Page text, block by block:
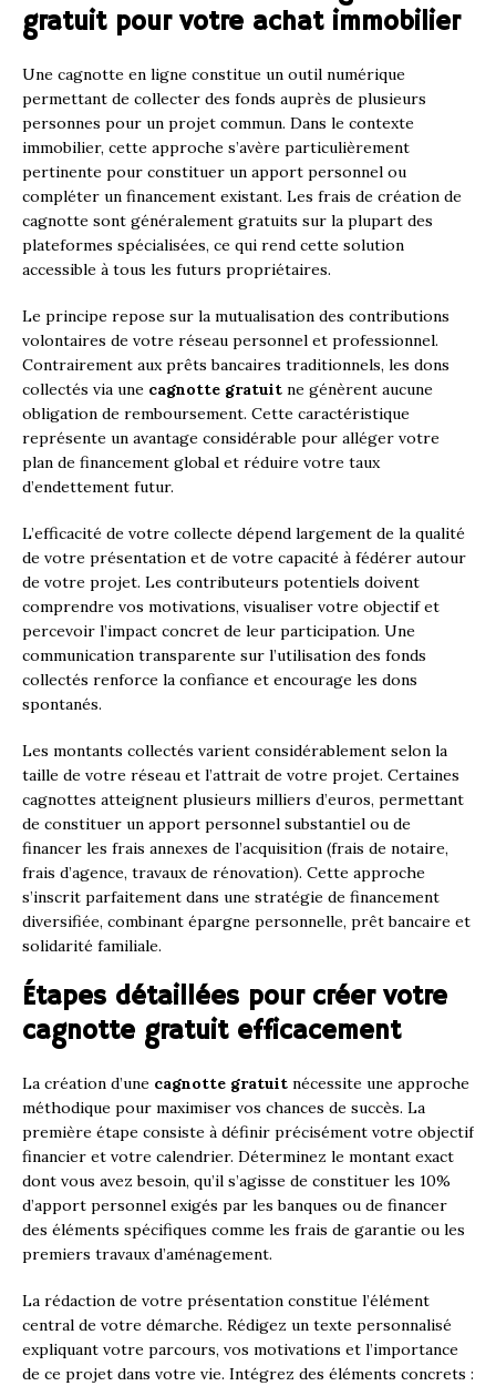
gratuit pour votre achat immobilier
Une cagnotte en ligne constitue un outil numérique
permettant de collecter des fonds auprès de plusieurs
personnes pour un projet commun. Dans le contexte
immobilier, cette approche s’avère particulièrement
pertinente pour constituer un apport personnel ou
compléter un financement existant. Les frais de création de
cagnotte sont généralement gratuits sur la plupart des
plateformes spécialisées, ce qui rend cette solution
accessible à tous les futurs propriétaires.
Le principe repose sur la mutualisation des contributions
volontaires de votre réseau personnel et professionnel.
Contrairement aux prêts bancaires traditionnels, les dons
collectés via une cagnotte gratuit ne génèrent aucune
obligation de remboursement. Cette caractéristique
représente un avantage considérable pour alléger votre
plan de financement global et réduire votre taux
d’endettement futur.
L’efficacité de votre collecte dépend largement de la qualité
de votre présentation et de votre capacité à fédérer autour
de votre projet. Les contributeurs potentiels doivent
comprendre vos motivations, visualiser votre objectif et
percevoir l’impact concret de leur participation. Une
communication transparente sur l’utilisation des fonds
collectés renforce la confiance et encourage les dons
spontanés.
Les montants collectés varient considérablement selon la
taille de votre réseau et l’attrait de votre projet. Certaines
cagnottes atteignent plusieurs milliers d’euros, permettant
de constituer un apport personnel substantiel ou de
financer les frais annexes de l’acquisition (frais de notaire,
frais d’agence, travaux de rénovation). Cette approche
s’inscrit parfaitement dans une stratégie de financement
diversifiée, combinant épargne personnelle, prêt bancaire et
solidarité familiale.
Étapes détaillées pour créer votre
cagnotte gratuit efficacement
La création d’une cagnotte gratuit nécessite une approche
méthodique pour maximiser vos chances de succès. La
première étape consiste à définir précisément votre objectif
financier et votre calendrier. Déterminez le montant exact
dont vous avez besoin, qu’il s’agisse de constituer les 10%
d’apport personnel exigés par les banques ou de financer
des éléments spécifiques comme les frais de garantie ou les
premiers travaux d’aménagement.
La rédaction de votre présentation constitue l’élément
central de votre démarche. Rédigez un texte personnalisé
expliquant votre parcours, vos motivations et l’importance
de ce projet dans votre vie. Intégrez des éléments concrets :